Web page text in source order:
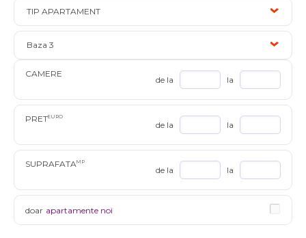
TIP APARTAMENT
Baza 3
CAMERE
de la la
PRETEURO
de la la
SUPRAFATAMP
de la la
doar apartamente noi